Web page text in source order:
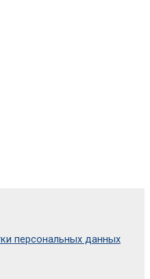
персональных данных